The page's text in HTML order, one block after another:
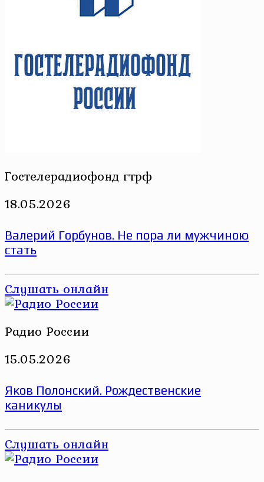
Гостелерадиофонд гтрф
18.05.2026
Валерий Горбунов. Не пора ли мужчиною
стать
Слушать онлайн
Радио России
15.05.2026
Яков Полонский. Рождественские
каникулы
Слушать онлайн